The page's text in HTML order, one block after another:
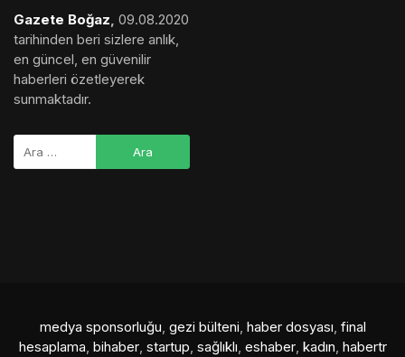
Gazete Boğaz, 09.08.2020
tarihinden beri sizlere anlık,
en güncel, en güvenilir
haberleri özetleyerek
sunmaktadır.
medya sponsorluğu, gezi bülteni, haber dosyası, final
hesaplama, bihaber, startup, sağlıklı, eshaber, kadın, habertr